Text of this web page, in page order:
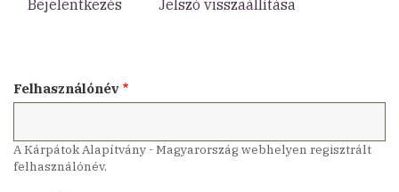
Bejelentkezés (aktívJelszó visszaállítása
Felhasználónév
A Kárpátok Alapítvány - Magyarország webhelyen regisztrált
felhasználónév.